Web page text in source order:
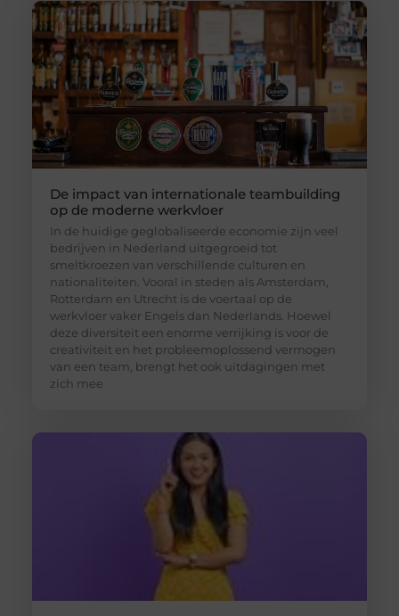
De impact van internationale teambuilding
op de moderne werkvloer
In de huidige geglobaliseerde economie zijn veel
bedrijven in Nederland uitgegroeid tot
smeltkroezen van verschillende culturen en
nationaliteiten. Vooral in steden als Amsterdam,
Rotterdam en Utrecht is de voertaal op de
werkvloer vaker Engels dan Nederlands. Hoewel
deze diversiteit een enorme verrijking is voor de
creativiteit en het probleemoplossend vermogen
van een team, brengt het ook uitdagingen met
zich mee